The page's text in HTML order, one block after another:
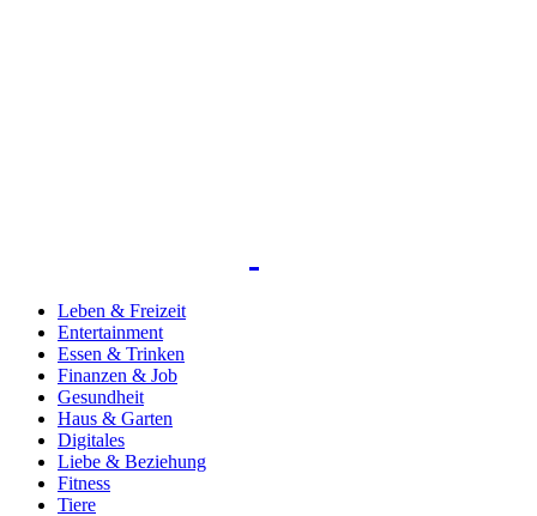
Leben & Freizeit
Entertainment
Essen & Trinken
Finanzen & Job
Gesundheit
Haus & Garten
Digitales
Liebe & Beziehung
Fitness
Tiere